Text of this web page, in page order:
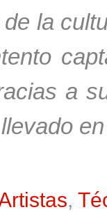
de la
a
,